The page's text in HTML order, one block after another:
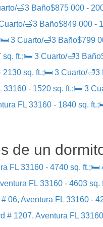
🛁3 Baño$875 000 -
🛁3 Baño$849 000 -
3 Cuarto/🛁3 Baño$799
sq. ft.;🛏 3 Cuarto/🛁3 Baño
2130 sq. ft.;🛏 3 Cuarto/🛁3
33160 - 1520 sq. ft.;🛏 3
FL 33160 - 1840 sq.
de un
FL 33160 - 4740 sq. ft.;🛏
FL 33160 - 4603
06, Aventura FL 33160 -
# 1207, Aventura FL